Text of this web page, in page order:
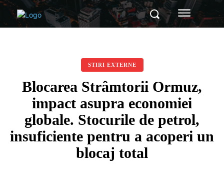
STIRI EXTERNE
Blocarea Strâmtorii Ormuz,
impact asupra economiei
globale. Stocurile de petrol,
insuficiente pentru a acoperi un
blocaj total